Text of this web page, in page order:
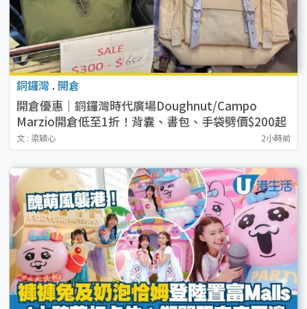
銅鑼灣 . 開倉
開倉優惠｜銅鑼灣時代廣場Doughnut/Campo
Marzio開倉低至1折！背囊、書包、手袋劈價$200起
文 : 梁穎心 2小時前